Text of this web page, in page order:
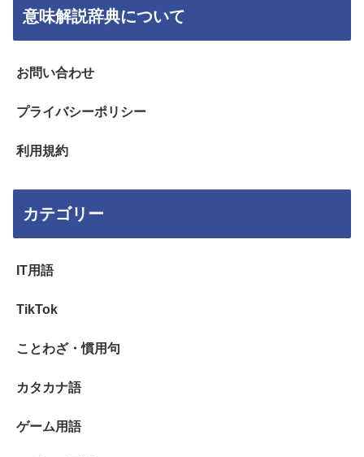
意味解説辞典について
お問い合わせ
プライバシーポリシー
利用規約
カテゴリー
IT用語
TikTok
ことわざ・慣用句
カタカナ語
ゲーム用語